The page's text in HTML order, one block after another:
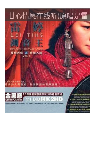
甘心情愿在线听(原唱是雷
婷)，  勿忘我  演唱点
播:55次